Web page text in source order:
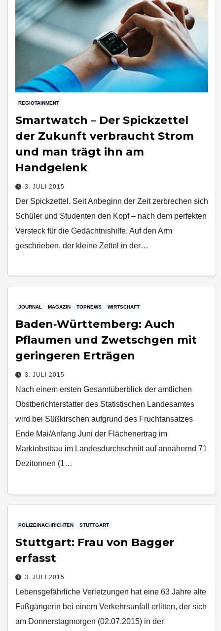
REGIOTAINMENT
Smartwatch – Der Spickzettel
der Zukunft verbraucht Strom
und man trägt ihn am
Handgelenk
3. JULI 2015
Der Spickzettel. Seit Anbeginn der Zeit zerbrechen sich
Schüler und Studenten den Kopf – nach dem perfekten
Versteck für die Gedächtnishilfe. Auf den Arm
geschrieben, der kleine Zettel in der…
JOURNAL MAGAZIN TOPNEWS WIRTSCHAFT
Baden‑Württemberg: Auch
Pflaumen und Zwetschgen mit
geringeren Erträgen
3. JULI 2015
Nach einem ersten Gesamtüberblick der amtlichen
Obstberichterstatter des Statistischen Landesamtes
wird bei Süßkirschen aufgrund des Fruchtansatzes
Ende Mai/Anfang Juni der Flächenertrag im
Marktobstbau im Landesdurchschnitt auf annähernd 71
Dezitonnen (1…
POLIZEINACHRICHTEN STUTTGART
Stuttgart: Frau von Bagger
erfasst
3. JULI 2015
Lebensgefährliche Verletzungen hat eine 63 Jahre alte
Fußgängerin bei einem Verkehrsunfall erlitten, der sich
am Donnerstagmorgen (02.07.2015) in der